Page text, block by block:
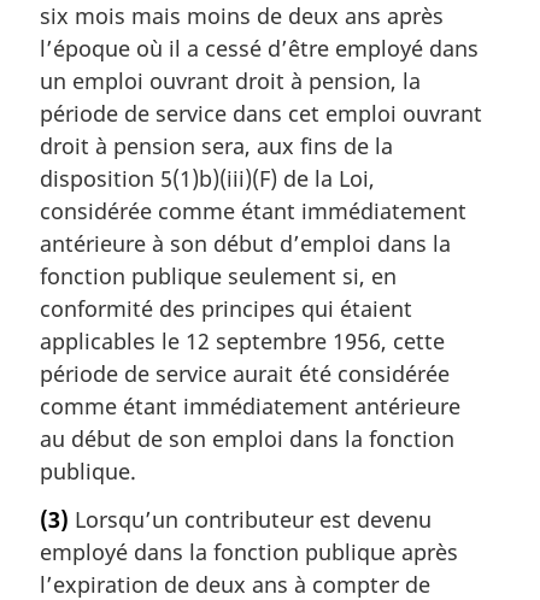
six mois mais moins de deux ans après
l’époque où il a cessé d’être employé dans
un emploi ouvrant droit à pension, la
période de service dans cet emploi ouvrant
droit à pension sera, aux fins de la
disposition 5(1)b)(iii)(F) de la Loi,
considérée comme étant immédiatement
antérieure à son début d’emploi dans la
fonction publique seulement si, en
conformité des principes qui étaient
applicables le 12 septembre 1956, cette
période de service aurait été considérée
comme étant immédiatement antérieure
au début de son emploi dans la fonction
publique.
(3) Lorsqu’un contributeur est devenu
employé dans la fonction publique après
l’expiration de deux ans à compter de